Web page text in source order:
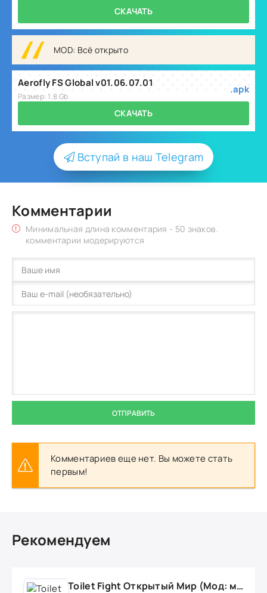
СКАЧАТЬ
MOD: Всё открыто
Aerofly FS Global v01.06.07.01
Размер: 1.8 Gb
.apk
СКАЧАТЬ
Вступай в наш Telegram
Комментарии
Минимальная длина комментария - 50 знаков.
комментарии модерируются
ОТПРАВИТЬ
Комментариев еще нет. Вы можете стать
первым!
Рекомендуем
Toilet Fight Открытый Мир (Мод: много чипов, денег, все открыто, бессмертие, урон, 50+ читов)